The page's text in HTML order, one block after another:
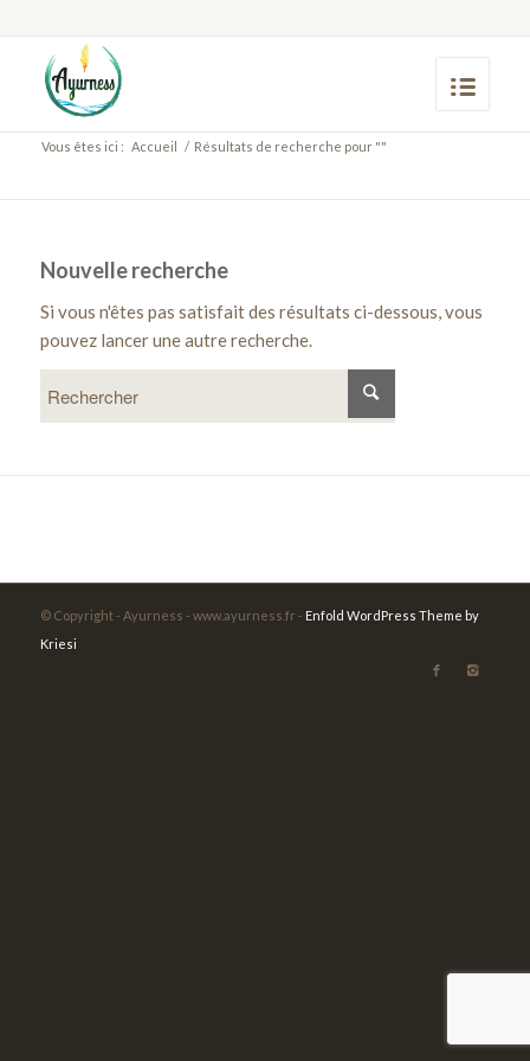
Vous êtes ici : Accueil / Résultats de recherche pour ""
Nouvelle recherche
Si vous n'êtes pas satisfait des résultats ci-dessous, vous
pouvez lancer une autre recherche.
© Copyright - Ayurness - www.ayurness.fr - Enfold WordPress Theme by
Kriesi